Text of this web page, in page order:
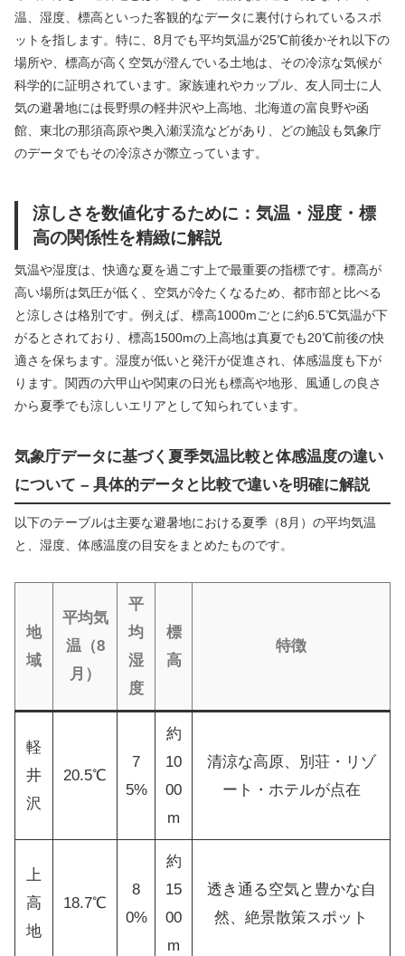
温、湿度、標高といった客観的なデータに裏付けられているスポ
ットを指します。特に、8月でも平均気温が25℃前後かそれ以下の
場所や、標高が高く空気が澄んでいる土地は、その冷涼な気候が
科学的に証明されています。家族連れやカップル、友人同士に人
気の避暑地には長野県の軽井沢や上高地、北海道の富良野や函
館、東北の那須高原や奥入瀬渓流などがあり、どの施設も気象庁
のデータでもその冷涼さが際立っています。
涼しさを数値化するために：気温・湿度・標
高の関係性を精緻に解説
気温や湿度は、快適な夏を過ごす上で最重要の指標です。標高が
高い場所は気圧が低く、空気が冷たくなるため、都市部と比べる
と涼しさは格別です。例えば、標高1000mごとに約6.5℃気温が下
がるとされており、標高1500mの上高地は真夏でも20℃前後の快
適さを保ちます。湿度が低いと発汗が促進され、体感温度も下が
ります。関西の六甲山や関東の日光も標高や地形、風通しの良さ
から夏季でも涼しいエリアとして知られています。
気象庁データに基づく夏季気温比較と体感温度の違い
について – 具体的データと比較で違いを明確に解説
以下のテーブルは主要な避暑地における夏季（8月）の平均気温
と、湿度、体感温度の目安をまとめたものです。
地
域
平均気
温（8
月）
平
均
湿
度
標
高
特徴
軽
井
沢
20.5℃
7
5%
約
10
00
m
清涼な高原、別荘・リゾ
ート・ホテルが点在
上
高
地
18.7℃
8
0%
約
15
00
m
透き通る空気と豊かな自
然、絶景散策スポット